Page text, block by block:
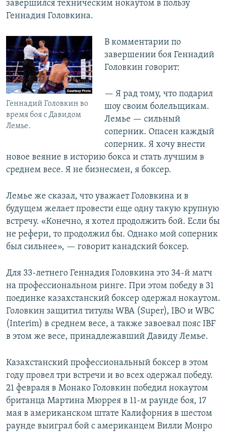
завершился техническим нокаутом в пользу
Геннадия Головкина.
Геннадий Головкин во
время боя с Давидом
Лемье.
В комментарии по
завершении боя Геннадий
Головкин говорит:
— Я рад тому, что подарил
шоу своим болельщикам.
Лемье — сильный
соперник. Опасен каждый
соперник. Я хочу внести
новое веяние в историю бокса и стать лучшим в
среднем весе. Я не бизнесмен, я боксер.
Лемье же сказал, что уважает Головкина и в
будущем желает провести еще одну такую крупную
встречу. «Конечно, я хотел продолжить бой. Если бы
не рефери, то продолжил бы. Однако мой соперник
был сильнее», — говорит канадский боксер.
Для 33-летнего Геннадия Головкина это 34-й матч
на профессиональном ринге. При этом победу в 31
поединке казахстанский боксер одержал нокаутом.
Головкин защитил титулы WBA (Super), IBO и WBC
(Interim) в среднем весе, а также завоевал пояс IBF
в этом же весе, принадлежавший Давиду Лемье.
Казахстанский профессиональный боксер в этом
году провел три встречи и во всех одержал победу.
21 февраля в Монако Головкин победил нокаутом
британца Мартина Мюррея в 11-м раунде боя, 17
мая в американском штате Калифорния в шестом
раунде выиграл бой с американцем Вилли Монро